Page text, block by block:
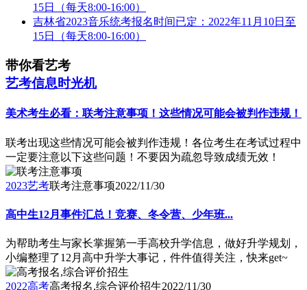
15日（每天8:00-16:00）
吉林省2023音乐统考报名时间已定：2022年11月10日至
15日（每天8:00-16:00）
带你看艺考
艺考信息时光机
美术考生必看：联考注意事项！这些情况可能会被判作违规！
联考出现这些情况可能会被判作违规！各位考生在考试过程中
一定要注意以下这些问题！不要因为疏忽导致成绩无效！
2023艺考联考注意事项2022/11/30
高中生12月事件汇总！竞赛、冬令营、少年班...
为帮助考生与家长掌握第一手高校升学信息，做好升学规划，
小编整理了12月高中升学大事记，件件值得关注，快来get~
2022高考高考报名,综合评价招生2022/11/30